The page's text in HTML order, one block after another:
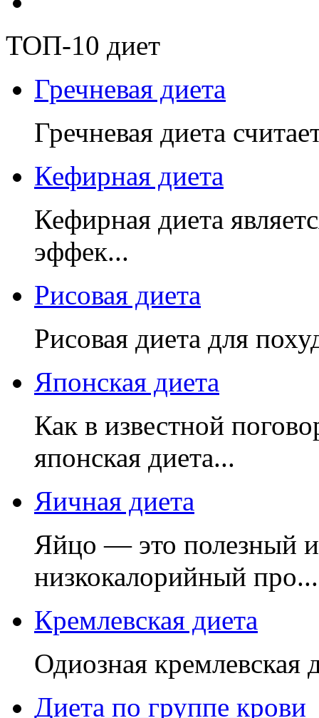
ТОП-10 диет
Гречневая диета
Гречневая диета
Кефирная диета
Кефирная диета
эффек...
Рисовая диета
Рисовая диета для
Японская диета
Как в известной
японская диета...
Яичная диета
Яйцо — это полезный
низкокалорийный про...
Кремлевская диета
Одиозная кремлевская
Диета по группе крови